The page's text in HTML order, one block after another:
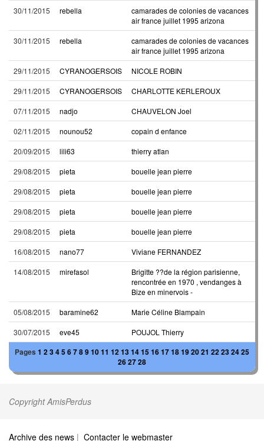
30/11/2015
rebella
camarades de colonies de vacances
air france juillet 1995 arizona
30/11/2015
rebella
camarades de colonies de vacances
air france juillet 1995 arizona
29/11/2015
CYRANOGERSOIS
NICOLE ROBIN
29/11/2015
CYRANOGERSOIS
CHARLOTTE KERLEROUX
07/11/2015
nadjo
CHAUVELON Joel
02/11/2015
nounou52
copain d enfance
20/09/2015
lili63
thierry atlan
29/08/2015
pieta
bouelle jean pierre
29/08/2015
pieta
bouelle jean pierre
29/08/2015
pieta
bouelle jean pierre
29/08/2015
pieta
bouelle jean pierre
16/08/2015
nano77
Viviane FERNANDEZ
14/08/2015
mirefasol
Brigitte ??de la région parisienne,
rencontrée en 1970 , vendanges à
Bize en minervois -
05/08/2015
baramine62
Marie Céline Blampain
30/07/2015
eve45 POUJOL Thierry
Pages1 234567891011 12131415161718192021 22232425
262728
Copyright AmisPerdus
Archive des news | Contacter le webmaster